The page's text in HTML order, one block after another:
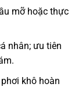
mỡ hoặc thực
nhân; ưu tiên
khô hoàn